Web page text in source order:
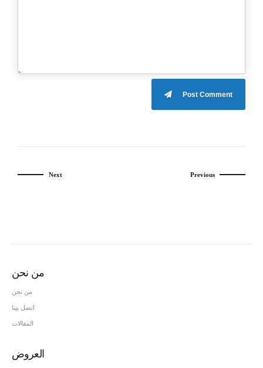
Post Comment
Previous
Next
من نحن
من نحن
اتصل بينا
المقالات
العروض